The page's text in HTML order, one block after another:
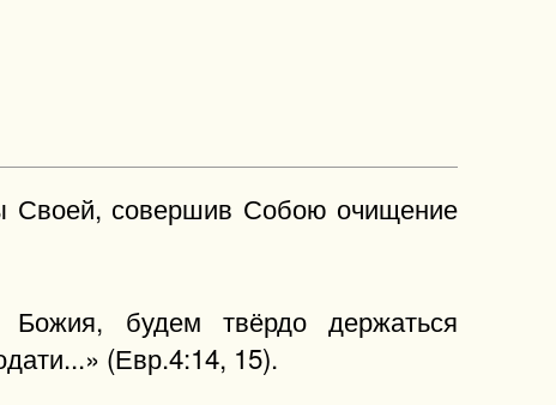
Своей, совершив Собою очищение
будем твёрдо держаться
(Евр.4:14, 15).